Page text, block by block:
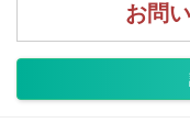
お問